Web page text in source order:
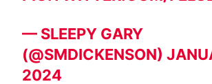
— SLEEPY GARY
(@SMDICKENSON)
2024